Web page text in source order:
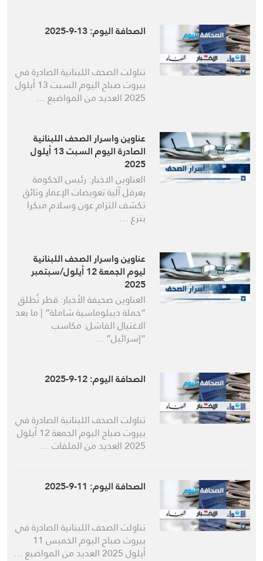
الصحافة اليوم: 13-9-2025
تناولت الصحف اللبنانية الصادرة في
بيروت صباح اليوم السبت 13 أيلول
2025 العديد من المواضيع …
عناوين واسرار الصحف اللبنانية
الصادرة اليوم السبت 13 أيلول
2025
العناوين الاخبار: رئيس الحكومة
يعرقل آلية تعويضات الإعمار وثائق
تكشف التزام عون وسلام مبكرا
بنزع …
عناوين واسرار الصحف اللبنانية
ليوم الجمعة 12 أيلول/سبتمبر
2025
العناوين صحيفة الأخبار: قطر تُطلق
“حملة ديبلوماسية شاملة” | ما بعد
الاغتيال الفاشل: مكاسب
“إسرائيل” …
الصحافة اليوم: 12-9-2025
تناولت الصحف اللبنانية الصادرة في
بيروت صباح اليوم الجمعة 12 أيلول
2025 العديد من الملفات …
الصحافة اليوم: 11-9-2025
تناولت الصحف اللبنانية الصادرة في
بيروت صباح اليوم الخميس 11
أيلول 2025 العديد من المواضيع …